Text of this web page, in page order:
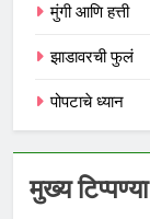
मुंगी आणि हत्ती
झाडावरची फुलं
पोपटाचे ध्यान
मुख्य टिप्पण्या